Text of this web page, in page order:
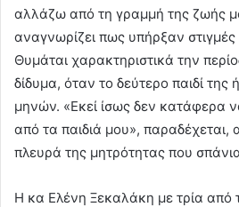
αλλάζω από τη γραμμή της ζωής
αναγνωρίζει πως υπήρξαν
Θυμάται χαρακτηριστικά την
δίδυμα, όταν το δεύτερο παιδί της
μηνών. «Εκεί ίσως δεν κατάφερα
από τα παιδιά μου», παραδέχεται,
πλευρά της μητρότητας που
H κα Ελένη Ξεκαλάκη με τρία από